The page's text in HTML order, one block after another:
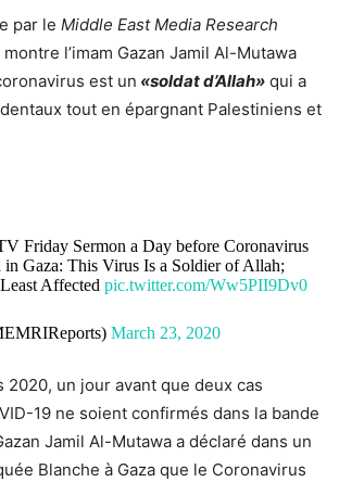
par le Middle East Media Research
montre l’imam Gazan Jamil Al-Mutawa
est un «soldat d’Allah» qui a
tout en épargnant Palestiniens et
Friday Sermon a Day before Coronavirus
in Gaza: This Virus Is a Soldier of Allah;
Affected pic.twitter.com/Ww5PII9Dv0
March 23, 2020
2020, un jour avant que deux cas
19 ne soient confirmés dans la bande
Jamil Al-Mutawa a déclaré dans un
Blanche à Gaza que le Coronavirus